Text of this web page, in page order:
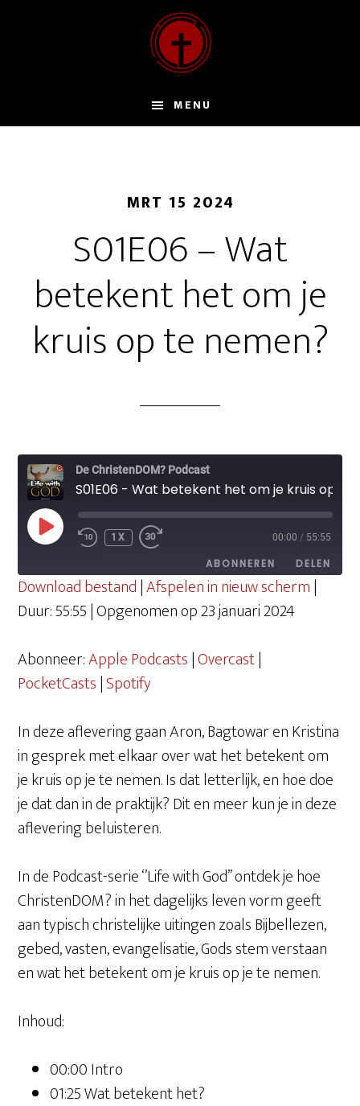
MENU
MRT 15 2024
S01E06 – Wat
betekent het om je
kruis op te nemen?
De ChristenDOM? Podcast
PLAY
EPISODE
1X 00:00 / 55:55
ABONNEREN DELEN
Apple Podcasts Overcast
RSS FEED
DELEN
LINK
Download bestand|Afspelen in nieuw scherm|
Duur: 55:55|Opgenomen op 23 januari 2024
Abonneer:Apple Podcasts|Overcast|
PocketCasts|Spotify
In deze aflevering gaan Aron, Bagtowar en Kristina
in gesprek met elkaar over wat het betekent om
je kruis op je te nemen. Is dat letterlijk, en hoe doe
je dat dan in de praktijk? Dit en meer kun je in deze
aflevering beluisteren.
In de Podcast-serie ‘’Life with God’’ ontdek je hoe
ChristenDOM? in het dagelijks leven vorm geeft
aan typisch christelijke uitingen zoals Bijbellezen,
gebed, vasten, evangelisatie, Gods stem verstaan
en wat het betekent om je kruis op je te nemen.
Inhoud:
00:00 Intro
01:25 Wat betekent het?